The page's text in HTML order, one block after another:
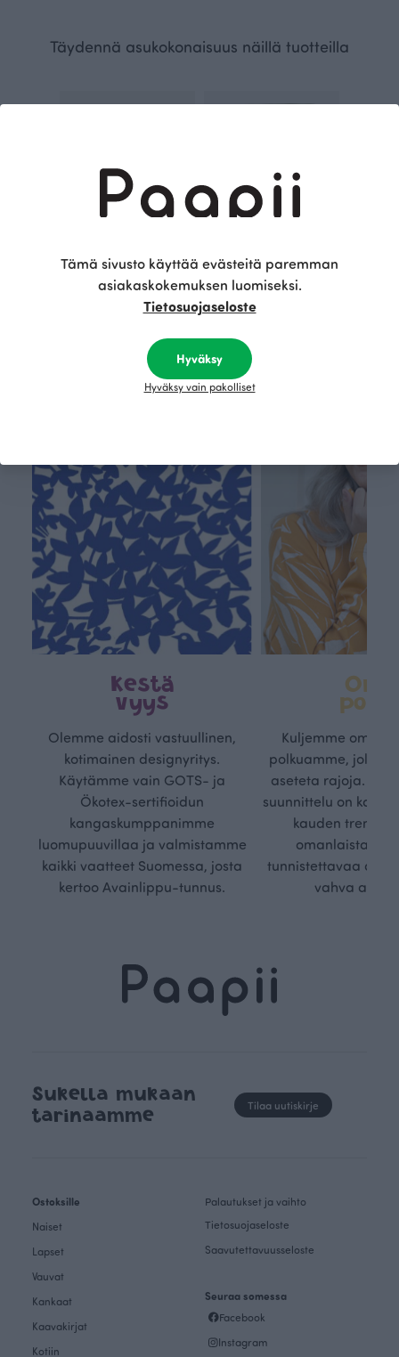
Täydennä asukokonaisuus näillä tuotteilla
LULLA haalari, Työkoneet
49.00 EUR
Tämä on Paapii
Kestä
vyys
Olemme aidosti vastuullinen,
kotimainen designyritys.
Käytämme vain GOTS- ja
Ökotex-sertifioidun
kangaskumppanimme
luomupuuvillaa ja valmistamme
kaikki vaatteet Suomessa, josta
kertoo Avainlippu-tunnus.
Oma
Kuljemme omaa,
polkuamme, jolla
aseteta rajoja.
suunnittelu on
kauden
omanlaista,
tunnistettavaa
vahva
Sukella mukaan
tarinaamme
Tilaa uutiskirje
Ostoksille
Naiset
Lapset
Vauvat
Kankaat
Kaavakirjat
Kotiin
Palautukset ja vaihto
Tietosuojaseloste
Saavutettavuusseloste
Seuraa somessa
Facebook
Instagram
Tämä sivusto käyttää evästeitä paremman
asiakaskokemuksen luomiseksi.
Tietosuojaseloste
Hyväksy
Hyväksy vain pakolliset